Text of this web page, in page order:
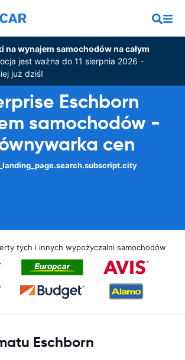
na wynajem samochodów na całym
jest ważna do 11 sierpnia 2026 -
już dziś!
Eschborn
samochodów -
cen
tych i innych wypożyczalni samochodów
Eschborn